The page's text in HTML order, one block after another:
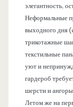
элегантность,
Неформальные
выходного дня
трикотажные
текстильные
уют и
гардероб
шерсти и
Летом же на